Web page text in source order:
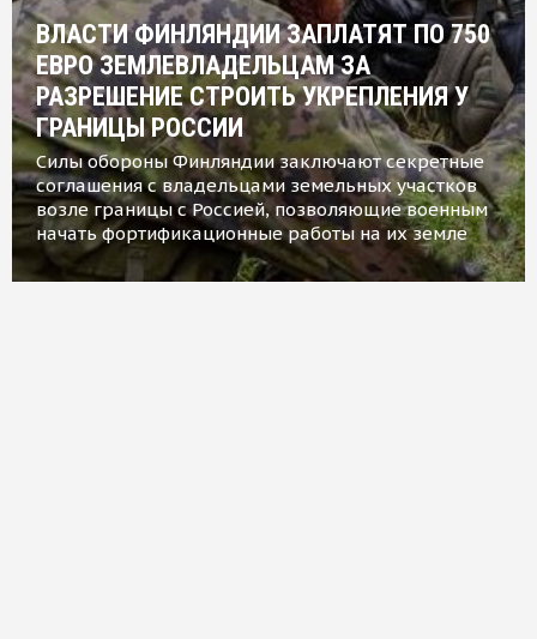
ВЛАСТИ ФИНЛЯНДИИ ЗАПЛАТЯТ ПО 750
ЕВРО ЗЕМЛЕВЛАДЕЛЬЦАМ ЗА
РАЗРЕШЕНИЕ СТРОИТЬ УКРЕПЛЕНИЯ У
ГРАНИЦЫ РОССИИ
Силы обороны Финляндии заключают секретные
соглашения с владельцами земельных участков
возле границы с Россией, позволяющие военным
начать фортификационные работы на их земле